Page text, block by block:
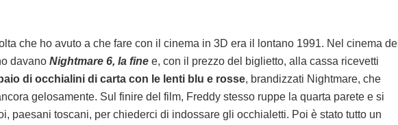
che ho avuto a che fare con il cinema in 3D era il lontano 1991. Nel cinema del
davano Nightmare 6, la fine e, con il prezzo del biglietto, alla cassa ricevetti
di occhialini di carta con le lenti blu e rosse, brandizzati Nightmare, che
gelosamente. Sul finire del film, Freddy stesso ruppe la quarta parete e si
paesani toscani, per chiederci di indossare gli occhialetti. Poi è stato tutto un